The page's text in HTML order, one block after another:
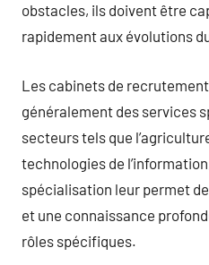
obstacles, ils doivent être
rapidement aux évolutions
Les cabinets de
généralement des services
secteurs tels que
technologies de
spécialisation leur permet
et une connaissance
rôles spécifiques.